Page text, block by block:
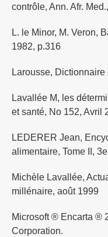
contrôle, Ann. Afr.
L. le Minor, M. Veron,
1982, p.316
Larousse,
Lavallée M, les
et santé, No 152, Avril
LEDERER Jean,
alimentaire, Tome II,
Michèle Lavallée,
millénaire, août 1999
Microsoft ® Encarta ®
Corporation.